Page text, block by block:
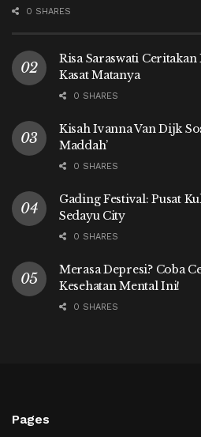
0 SHARES
Risa Saraswati Ceritakan
Kasat Matanya
0 SHARES
Kisah Ivanna Van Dijk
Maddah’
0 SHARES
Gading Festival: Pusat
Sedayu City
0 SHARES
Merasa Depresi? Coba
Kesehatan Mental Ini!
0 SHARES
Pages